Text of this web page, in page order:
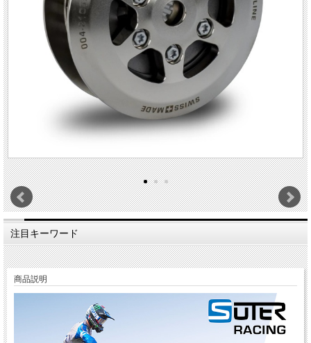
注目キーワード
商品説明